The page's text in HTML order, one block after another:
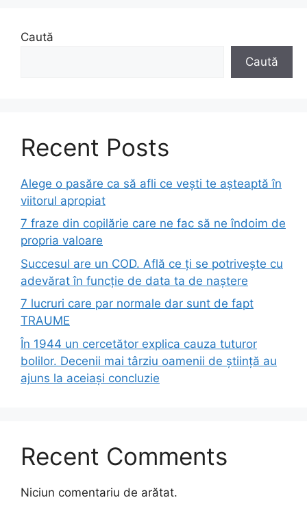
Caută
Caută
Recent Posts
Alege o pasăre ca să afli ce vești te așteaptă în
viitorul apropiat
7 fraze din copilărie care ne fac să ne îndoim de
propria valoare
Succesul are un COD. Află ce ți se potrivește cu
adevărat în funcție de data ta de naștere
7 lucruri care par normale dar sunt de fapt
TRAUME
În 1944 un cercetător explica cauza tuturor
bolilor. Decenii mai târziu oamenii de știință au
ajuns la aceiași concluzie
Recent Comments
Niciun comentariu de arătat.